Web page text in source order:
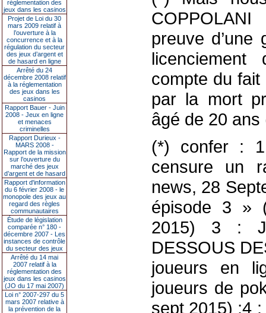
réglementation des
jeux dans les casinos
Projet de Loi du 30
mars 2009 relatif à
l’ouverture à la
concurrence et à la
régulation du secteur
des jeux d’argent et
de hasard en ligne
Arrêté du 24
décembre 2008 relatif
à la réglementation
des jeux dans les
casinos
Rapport Bauer - Juin
2008 - Jeux en ligne
et menaces
criminelles
Rapport Durieux -
MARS 2008 -
Rapport de la mission
sur l’ouverture du
marché des jeux
d’argent et de hasard
Rapport d'information
du 6 février 2008 - le
monopole des jeux au
regard des règles
communautaires
Étude de législation
comparée n° 180 -
décembre 2007 - Les
instances de contrôle
du secteur des jeux
Arrêté du 14 mai
2007 relatif à la
réglementation des
jeux dans les casinos
(JO du 17 mai 2007)
Loi n° 2007-297 du 5
mars 2007 relative à
la prévention de la
preuve d’une
compte du
par la mort
âgé de 20 ans
(*) confer :
censure un
news, 28
épisode 3 »
2015) 3 :
DESSOUS
joueurs en
joueurs de
sept 2015) ;4